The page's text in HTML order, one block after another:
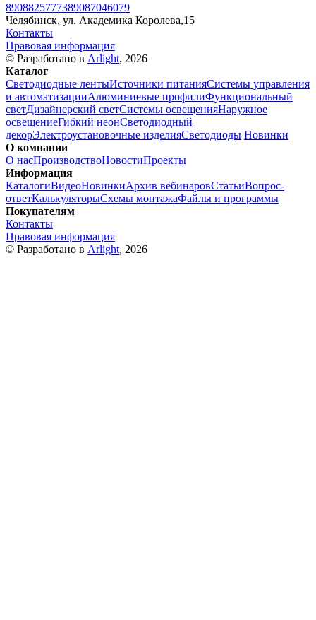
8908825777389087046079
Челябинск, ул. Академика Королева,15
Контакты
Правовая информация
© Разработано в Arlight, 2026
Каталог
Светодиодные лентыИсточники питанияСистемы управления
и автоматизацииАлюминиевые профилиФункциональный
светДизайнерский светСистемы освещенияНаружное
освещениеГибкий неонСветодиодный
декорЭлектроустановочные изделияСветодиоды Новинки
О компании
О насПроизводствоНовостиПроекты
Информация
КаталогиВидеоНовинкиАрхив вебинаровСтатьиВопрос-
ответКалькуляторыСхемы монтажаФайлы и программы
Покупателям
Контакты
Правовая информация
© Разработано в Arlight, 2026